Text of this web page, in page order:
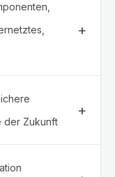
der Zukunft